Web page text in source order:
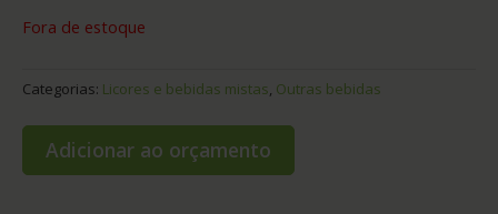
Fora de estoque
Categorias: Licores e bebidas mistas, Outras bebidas
Adicionar ao orçamento